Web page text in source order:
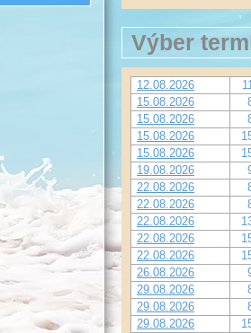
Výber
12.08.2026
15.08.2026
15.08.2026
15.08.2026
15.08.2026
19.08.2026
22.08.2026
22.08.2026
22.08.2026
22.08.2026
22.08.2026
26.08.2026
29.08.2026
29.08.2026
29.08.2026